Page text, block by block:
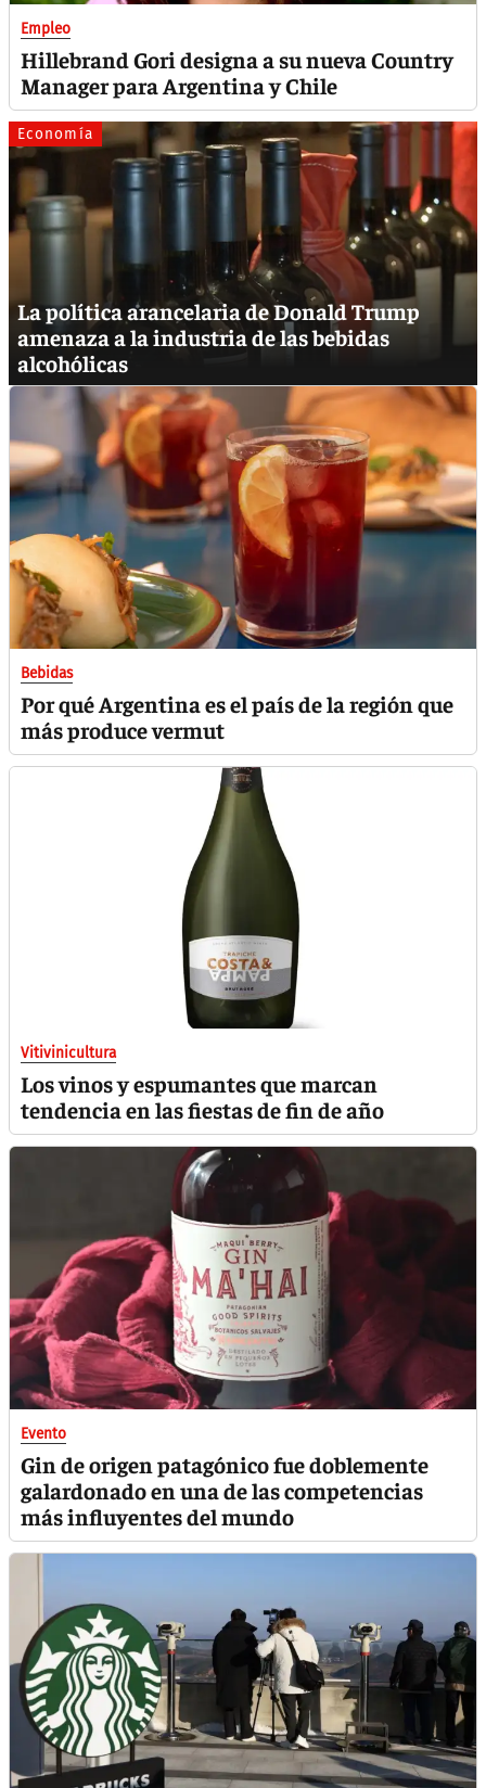
Empleo
Hillebrand Gori designa a su nueva Country
Manager para Argentina y Chile
Economía
La política arancelaria de Donald Trump
amenaza a la industria de las bebidas
alcohólicas
Bebidas
Por qué Argentina es el país de la región que
más produce vermut
Vitivinicultura
Los vinos y espumantes que marcan
tendencia en las fiestas de fin de año
Evento
Gin de origen patagónico fue doblemente
galardonado en una de las competencias
más influyentes del mundo